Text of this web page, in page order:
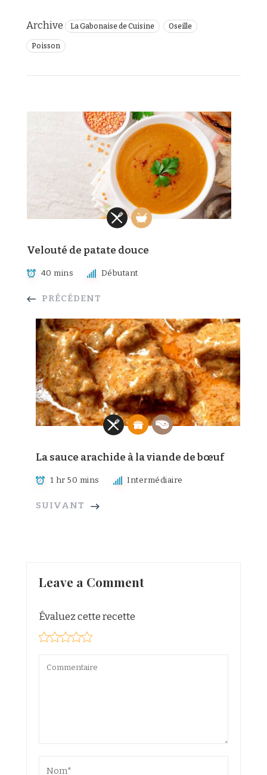
Archive La Gabonaise de Cuisine Oseille
Poisson
Velouté de patate douce
40 mins Débutant
PRÉCÉDENT
La sauce arachide à la viande de bœuf
1 hr 50 mins Intermédiaire
SUIVANT
Leave a Comment
Évaluez cette recette